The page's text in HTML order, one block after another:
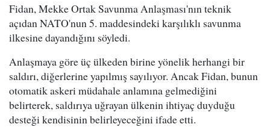
Fidan, Mekke Ortak Savunma Anlaşması'nın teknik
açıdan NATO'nun 5. maddesindeki karşılıklı savunma
ilkesine dayandığını söyledi.
Anlaşmaya göre üç ülkeden birine yönelik herhangi bir
saldırı, diğerlerine yapılmış sayılıyor. Ancak Fidan, bunun
otomatik askeri müdahale anlamına gelmediğini
belirterek, saldırıya uğrayan ülkenin ihtiyaç duyduğu
desteği kendisinin belirleyeceğini ifade etti.